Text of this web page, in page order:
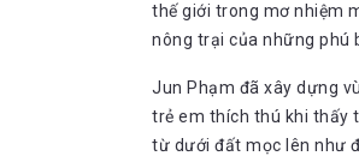
thế giới trong mơ nhiệm
nông trại của những phú
Jun Phạm đã xây dựng
trẻ em thích thú khi thấy
từ dưới đất mọc lên như